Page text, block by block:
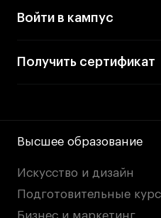
Войти в кампус
Получить сертификат
Высшее образование
Искусство и дизайн
Подготовительные
Бизнес и маркетинг